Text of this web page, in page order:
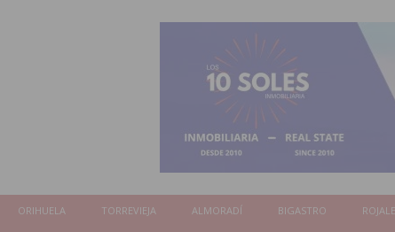
ORIHUELA TORREVIEJA ALMORADÍ BIGASTRO